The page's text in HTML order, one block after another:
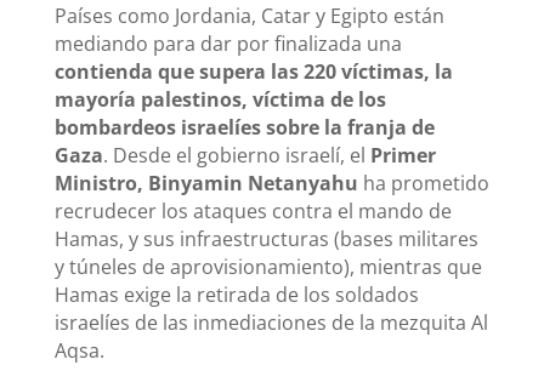
Países como Jordania, Catar y Egipto están
mediando para dar por finalizada una
contienda que supera las 220 víctimas, la
mayoría palestinos, víctima de los
bombardeos israelíes sobre la franja de
Gaza. Desde el gobierno israelí, el Primer
Ministro, Binyamin Netanyahu ha prometido
recrudecer los ataques contra el mando de
Hamas, y sus infraestructuras (bases militares
y túneles de aprovisionamiento), mientras que
Hamas exige la retirada de los soldados
israelíes de las inmediaciones de la mezquita Al
Aqsa.